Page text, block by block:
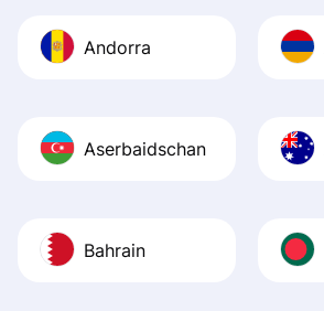
Andorra
Aserbaidschan
Bahrain